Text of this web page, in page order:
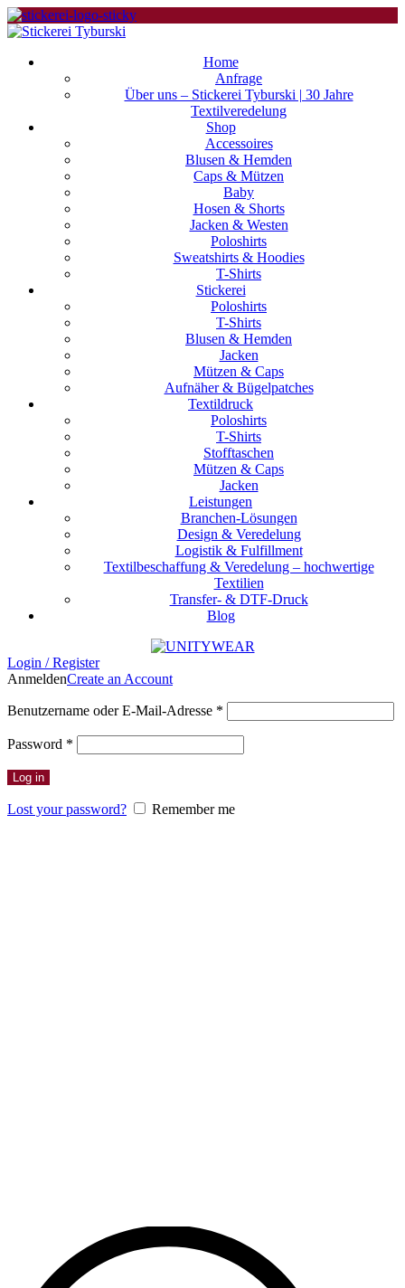
Home
Anfrage
Über uns – Stickerei Tyburski | 30 Jahre
Textilveredelung
Shop
Accessoires
Blusen & Hemden
Caps & Mützen
Baby
Hosen & Shorts
Jacken & Westen
Poloshirts
Sweatshirts & Hoodies
T-Shirts
Stickerei
Poloshirts
T-Shirts
Blusen & Hemden
Jacken
Mützen & Caps
Aufnäher & Bügelpatches
Textildruck
Poloshirts
T-Shirts
Stofftaschen
Mützen & Caps
Jacken
Leistungen
Branchen-Lösungen
Design & Veredelung
Logistik & Fulfillment
Textilbeschaffung & Veredelung – hochwertige
Textilien
Transfer- & DTF-Druck
Blog
Login / Register
AnmeldenCreate an Account
Benutzername oder E-Mail-Adresse *
Password *
Log in
Lost your password? Remember me